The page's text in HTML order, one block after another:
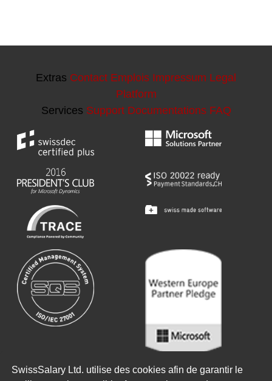
SwissSalary Ltd. utilise des cookies afin de garantir le
Extras Contact Emplois Impressum Legal
Platform
Services Support Documentations FAQ
Copyright © 2026SwissSalary Ltd.